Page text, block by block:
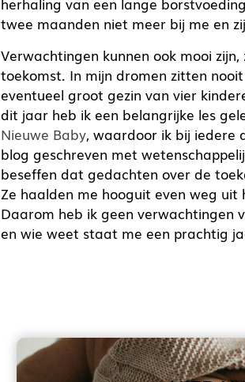
twee maanden niet meer bij me en
Verwachtingen kunnen ook mooi
toekomst. In mijn dromen zitten
eventueel groot gezin van vier
dit jaar heb ik een belangrijke les
Nieuwe Baby, waardoor ik bij iedere
blog geschreven met
beseffen dat gedachten over de
Ze haalden me hooguit even weg uit
Daarom heb ik geen verwachtingen
en wie weet staat me een prachtig